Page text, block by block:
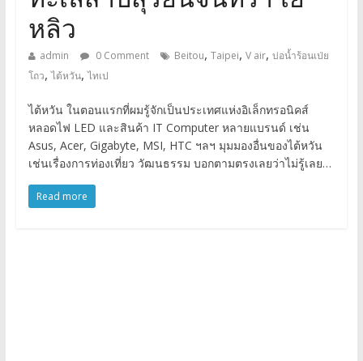
หลิว
admin 0 Comment Beitou, Taipei, V air, บ่อน้ำร้อนเป่ย
โถว,ไต้หวัน,ไทเป
ไต้หวัน ในตอนแรกที่ผมรู้จักเป็นประเทศแห่งอิเล็กทรอนิคส์
หลอดไฟ LED และสินค้า IT Computer หลายแบรนด์ เช่น
Asus, Acer, Gigabyte, MSI, HTC ฯลฯ มุมมองอื่นของไต้หวัน
เช่นเรื่องการท่องเที่ยว วัฒนธรรม บอกตามตรงเลยว่าไม่รู้เลย…
Read more